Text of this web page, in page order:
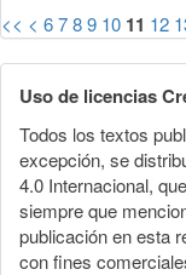
<< < 6789 10 11 12
Uso de licencias
Todos los textos
excepción, se
4.0 Internacional,
siempre que
publicación en esta
con fines